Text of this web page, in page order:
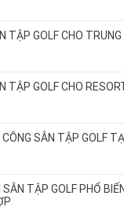
TẬP GOLF CHO
TẬP GOLF CHO
SÂN TẬP GOLF
TẬP GOLF PHỔ